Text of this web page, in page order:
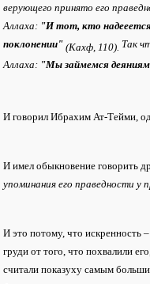
верующего принято его
Аллаха: "И тот, кто надееется
поклонении" (Кахф, 110). Так
Аллаха: "Мы займемся
И говорил Ибрахим Ат-Тейми,
И имел обыкновение говорить
упоминания его праведности у
И это потому, что искренность
груди от того, что похвалили
считали показуху самым